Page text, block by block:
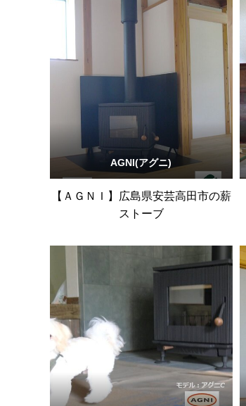
AGNI(アグニ)
【ＡＧＮＩ】広島県安芸高田市の薪
ストーブ